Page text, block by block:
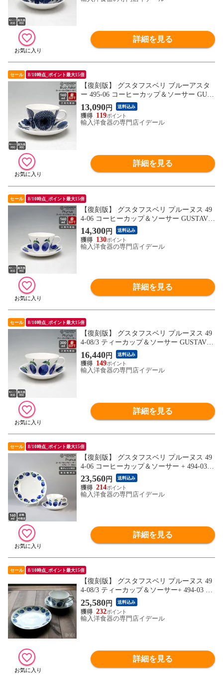
詳細を見る
セール 8/10時点_ポイント最大15倍
【復刻版】 グスタフスベリ ブルーアスタ
ー 495-06 コーヒーカップ＆ソーサー GUST
AVSBERG Blue Aster ギフト 結婚祝い プレ
ゼント 贈り物 【食器 カトラリー】【ギフ
ト】
13,090円 送料込み
119
輸入洋食器の専門店イデール
詳細を見る
セール 8/10時点_ポイント最大15倍
【復刻版】 グスタフスベリ プルーヌス 49
4-06 コーヒーカップ＆ソーサー GUSTAVS
BERG Prunus ギフト 結婚祝い プレゼント
贈り物 【食器 カトラリー】【ギフト】
14,300円 送料込み
130
輸入洋食器の専門店イデール
詳細を見る
セール 8/10時点_ポイント最大15倍
【復刻版】 グスタフスベリ プルーヌス 49
4-08/3 ティーカップ＆ソーサー GUSTAVSB
ERG Prunus ギフト 結婚祝い プレゼント 贈
り物 【食器 カトラリー】【ギフト】
16,440円 送料込み
149
輸入洋食器の専門店イデール
詳細を見る
セール 8/10時点_ポイント最大15倍
【復刻版】 グスタフスベリ プルーヌス 49
4-06 コーヒーカップ＆ソーサー + 494-03
プレート 18cm GUSTAVSBERG Prunus お皿
【食器 カトラリー】
23,560円 送料込み
214
輸入洋食器の専門店イデール
詳細を見る
セール 8/10時点_ポイント最大15倍
【復刻版】 グスタフスベリ プルーヌス 49
4-08/3 ティーカップ＆ソーサー+ 494-03 プ
レート 18cm GUSTAVSBERG Prunus お皿
【食器 カトラリー】
25,580円 送料込み
232
輸入洋食器の専門店イデール
詳細を見る